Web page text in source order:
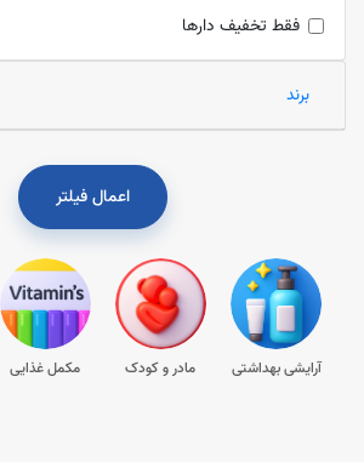
فقط تخفیف دارها
برند
اعمال فیلتر
آرایشی بهداشتی مادر و کودک مکمل غذایی